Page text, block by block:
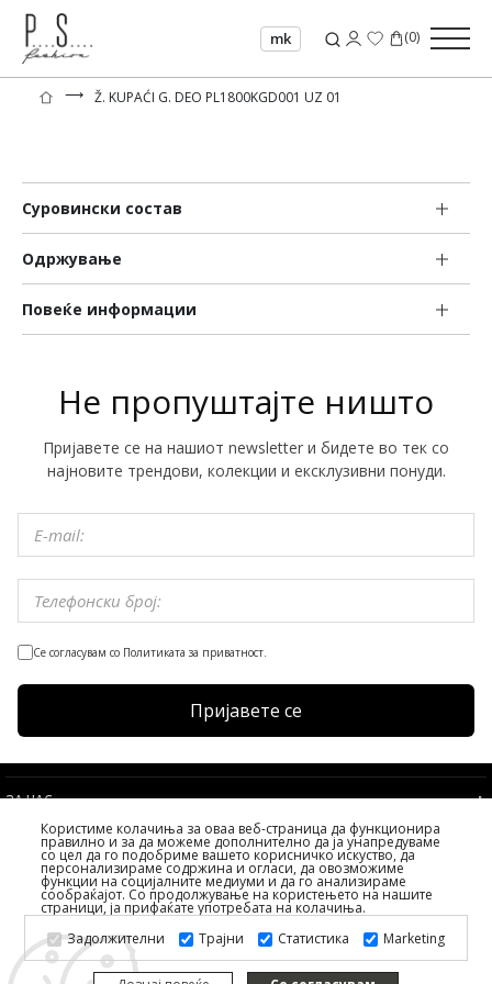
mk (0)
⟶ Ž. KUPAĆI G. DEO PL1800KGD001 UZ 01
Суровински состав
Одржување
Повеќе информации
Не пропуштајте ништо
Пријавете се на нашиот newsletter и бидете во тек со
најновите трендови, колекции и ексклузивни понуди.
Се согласувам со Политиката за приватност.
Пријавете се
ЗА НАС
УСЛОВИ
УСЛУГИ НА КЛИЕНТИТЕ
ИЗБЕРЕТЕ ДРЖАВА
2026 PS FASHION DESIGN DOO
СИТЕ ПРАВА ЗАДРЖАНИ ALL RIGHTS RESERVED
Користиме колачиња за оваа веб-страница да функционира
правилно и за да можеме дополнително да ја унапредуваме
со цел да го подобриме вашето корисничко искуство, да
персонализираме содржина и огласи, да овозможиме
функции на социјалните медиуми и да го анализираме
сообраќајот. Со продолжување на користењето на нашите
страници, ја прифаќате употребата на колачиња.
Задолжителни
Трајни Статистика Marketing